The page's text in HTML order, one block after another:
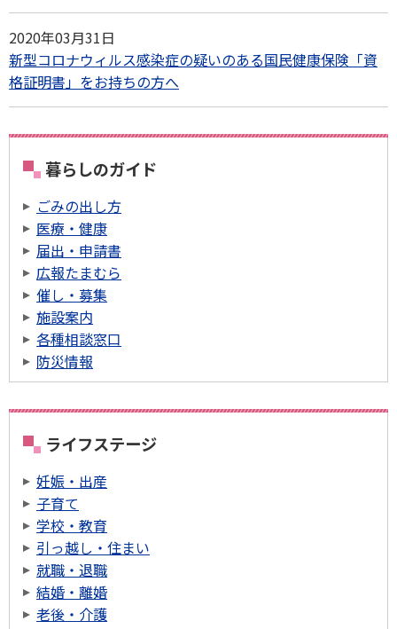
2020年03月31日
新型コロナウィルス感染症の疑いのある国民健康保険「資
格証明書」をお持ちの方へ
暮らしのガイド
ごみの出し方
医療・健康
届出・申請書
広報たまむら
催し・募集
施設案内
各種相談窓口
防災情報
ライフステージ
妊娠・出産
子育て
学校・教育
引っ越し・住まい
就職・退職
結婚・離婚
老後・介護